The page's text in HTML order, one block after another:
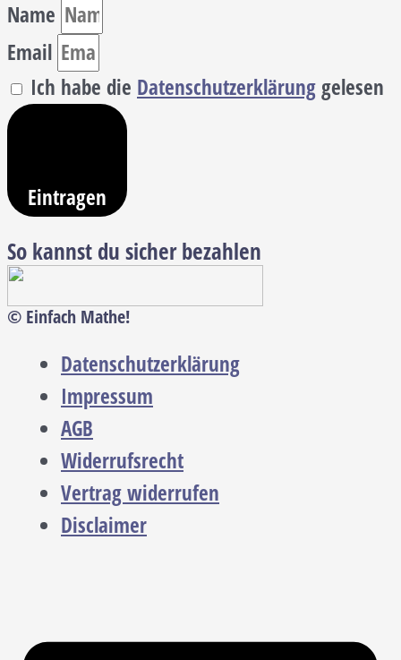
Name
Email
Ich habe die Datenschutzerklärunggelesen
Eintragen
So kannst du sicher bezahlen
© Einfach Mathe!
Datenschutzerklärung
Impressum
AGB
Widerrufsrecht
Vertrag widerrufen
Disclaimer